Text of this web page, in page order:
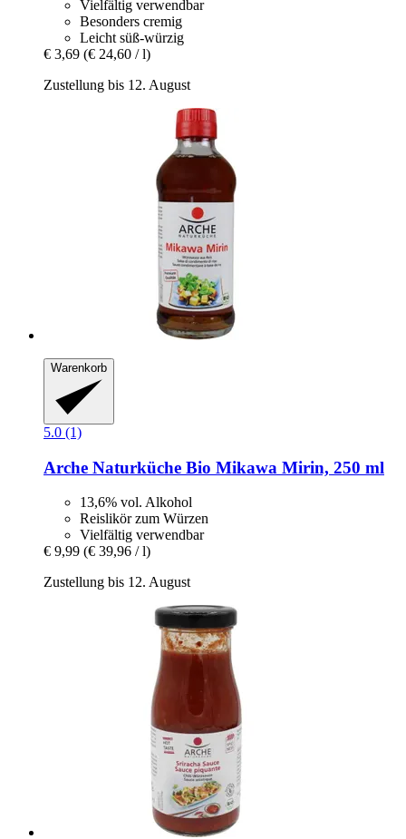
Vielfältig verwendbar
Besonders cremig
Leicht süß-würzig
€ 3,69 (€ 24,60 / l)
Zustellung bis 12. August
Warenkorb
5.0 (1)
Arche Naturküche Bio Mikawa Mirin, 250 ml
13,6% vol. Alkohol
Reislikör zum Würzen
Vielfältig verwendbar
€ 9,99 (€ 39,96 / l)
Zustellung bis 12. August